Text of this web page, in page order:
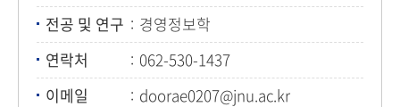
전공 및 연구
경영정보학
연락처
062-530-1437
이메일
doorae0207@jnu.ac.kr